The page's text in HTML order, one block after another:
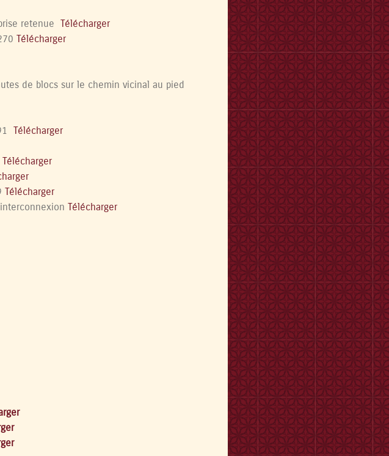
retenue Télécharger
Télécharger
de blocs sur le chemin vicinal au pied
Télécharger
Télécharger
Télécharger
Télécharger